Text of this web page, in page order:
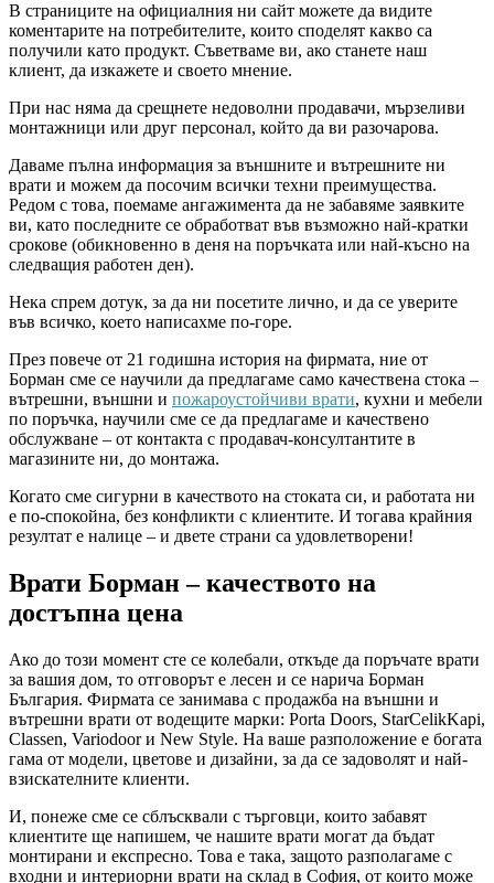
В страниците на официалния ни сайт можете да видите
коментарите на потребителите, които споделят какво са
получили като продукт. Съветваме ви, ако станете наш
клиент, да изкажете и своето мнение.
При нас няма да срещнете недоволни продавачи, мързеливи
монтажници или друг персонал, който да ви разочарова.
Даваме пълна информация за външните и вътрешните ни
врати и можем да посочим всички техни преимущества.
Редом с това, поемаме ангажимента да не забавяме заявките
ви, като последните се обработват във възможно най-кратки
срокове (обикновенно в деня на поръчката или най-късно на
следващия работен ден).
Нека спрем дотук, за да ни посетите лично, и да се уверите
във всичко, което написахме по-горе.
През повече от 21 годишна история на фирмата, ние от
Борман сме се научили да предлагаме само качествена стока –
вътрешни, външни и пожароустойчиви врати, кухни и мебели
по поръчка, научили сме се да предлагаме и качествено
обслужване – от контакта с продавач-консултантите в
магазините ни, до монтажа.
Когато сме сигурни в качеството на стоката си, и работата ни
е по-спокойна, без конфликти с клиентите. И тогава крайния
резултат е налице – и двете страни са удовлетворени!
Врати Борман – качеството на
достъпна цена
Ако до този момент сте се колебали, откъде да поръчате врати
за вашия дом, то отговорът е лесен и се нарича Борман
България. Фирмата се занимава с продажба на външни и
вътрешни врати от водещите марки: Porta Doors, StarCelikKapi,
Classen, Variodoor и New Style. На ваше разположение е богата
гама от модели, цветове и дизайни, за да се задоволят и най-
взискателните клиенти.
И, понеже сме се сблъсквали с търговци, които забавят
клиентите ще напишем, че нашите врати могат да бъдат
монтирани и експресно. Това е така, защото разполагаме с
входни и интериорни врати на склад в София, от които може